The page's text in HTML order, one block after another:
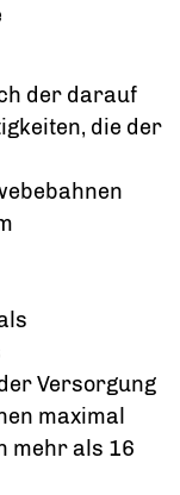
der darauf
die der
Versorgung
maximal
mehr als 16